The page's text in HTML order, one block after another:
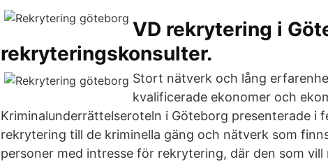
VD rekrytering i
rekryteringskonsulter.
Stort nätverk och lång
kvalificerade ekonomer och
Kriminalunderrättelseroteln i Göteborg presenterade i
rekrytering till de kriminella gäng och nätverk som
personer med intresse för rekrytering, där den som